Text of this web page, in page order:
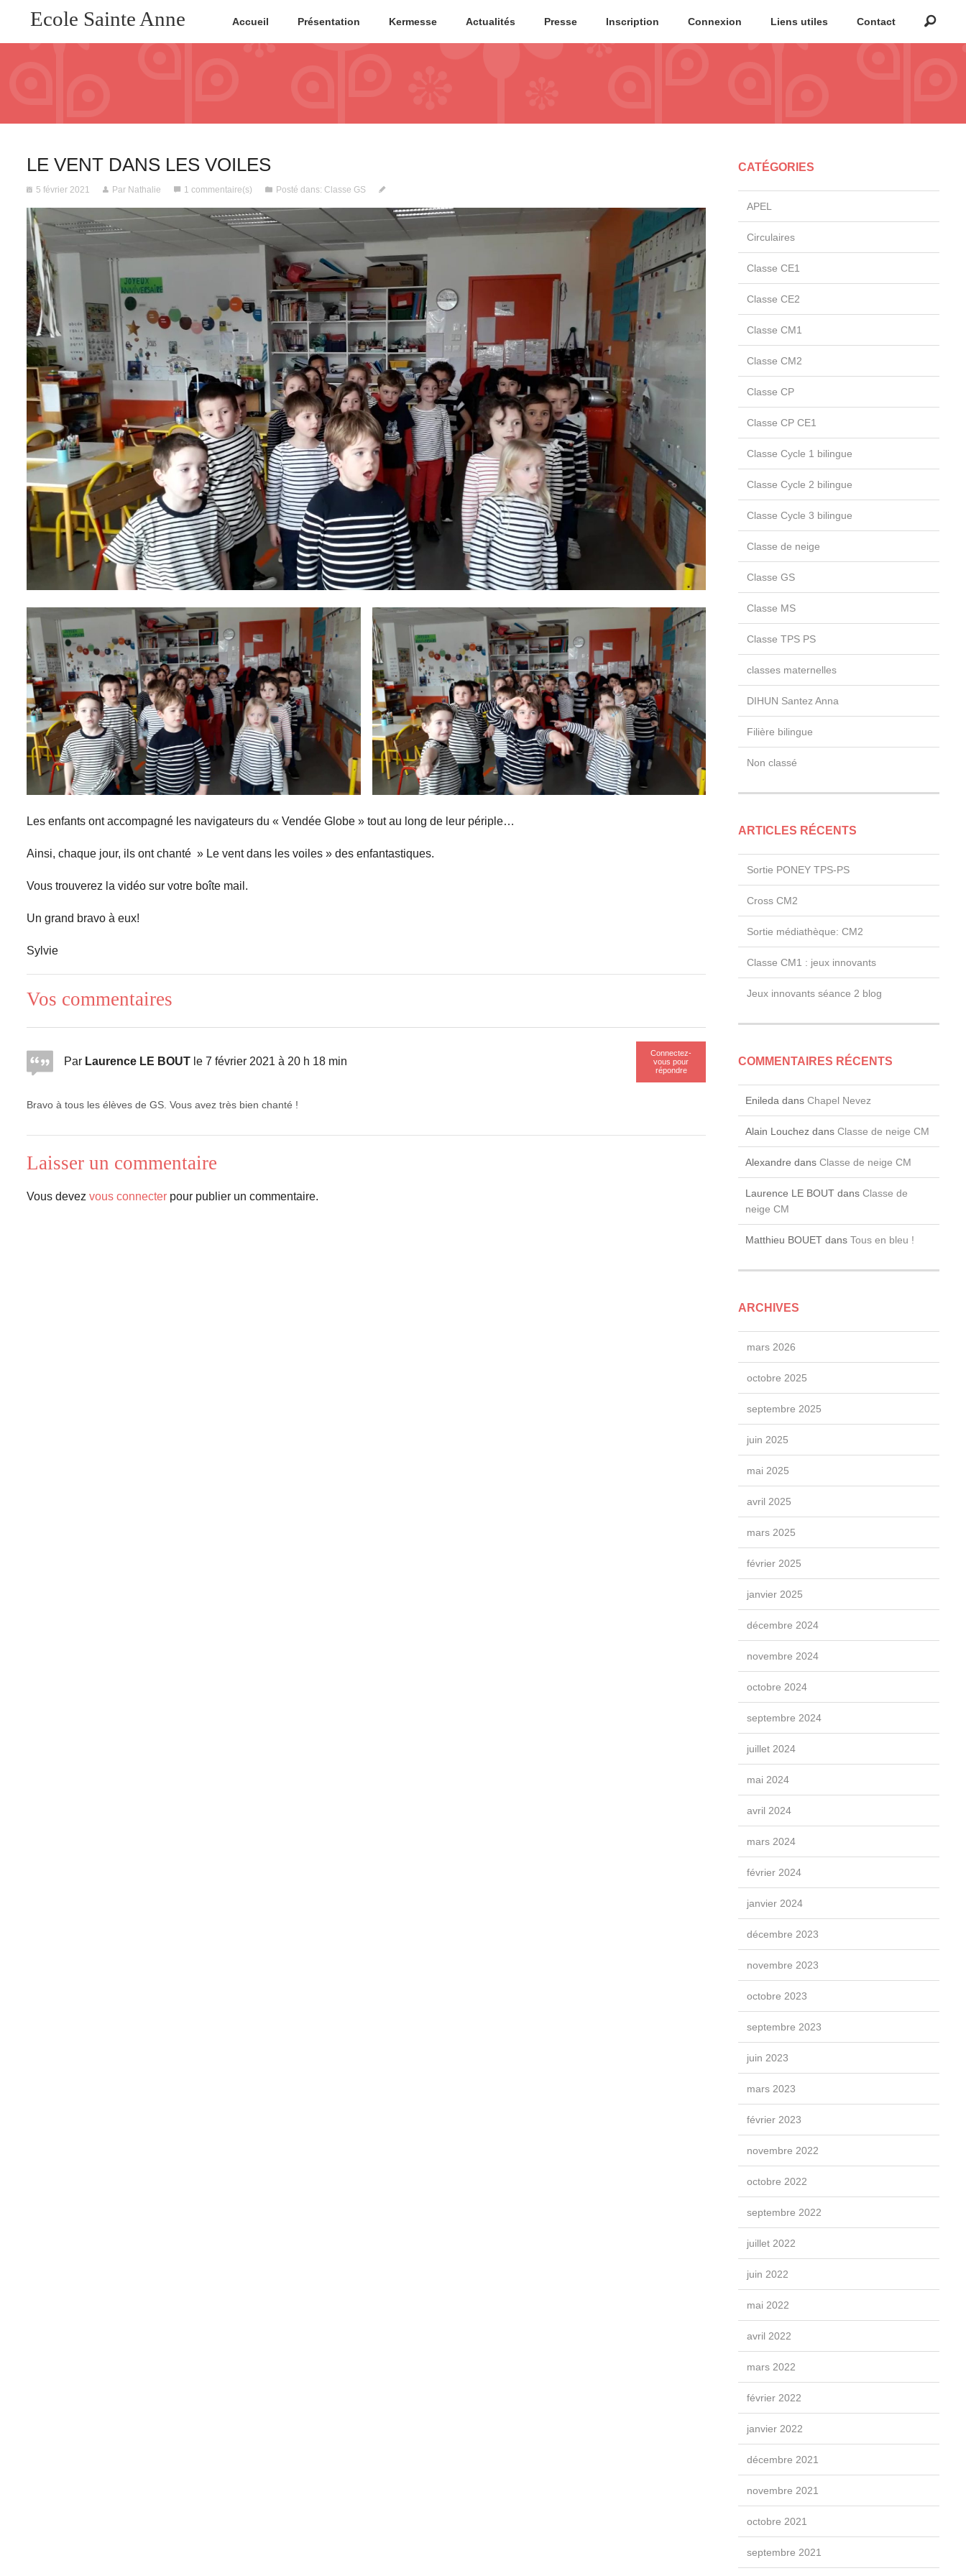
Ecole Sainte Anne Accueil Présentation Kermesse Actualités Presse Inscription Connexion Liens utiles Contact
LE VENT DANS LES VOILES
5 février 2021 Par Nathalie 1 commentaire(s) Posté dans: Classe GS
Les enfants ont accompagné les navigateurs du « Vendée Globe » tout au long de leur périple…
Ainsi, chaque jour, ils ont chanté » Le vent dans les voiles » des enfantastiques.
Vous trouverez la vidéo sur votre boîte mail.
Un grand bravo à eux!
Sylvie
Vos commentaires
Par Laurence LE BOUT le 7 février 2021 à 20 h 18 min
Connectez-
vous pour
répondre
Bravo à tous les élèves de GS. Vous avez très bien chanté !
Laisser un commentaire
Vous devez vous connecter pour publier un commentaire.
CATÉGORIES
APEL
Circulaires
Classe CE1
Classe CE2
Classe CM1
Classe CM2
Classe CP
Classe CP CE1
Classe Cycle 1 bilingue
Classe Cycle 2 bilingue
Classe Cycle 3 bilingue
Classe de neige
Classe GS
Classe MS
Classe TPS PS
classes maternelles
DIHUN Santez Anna
Filière bilingue
Non classé
ARTICLES RÉCENTS
Sortie PONEY TPS-PS
Cross CM2
Sortie médiathèque: CM2
Classe CM1 : jeux innovants
Jeux innovants séance 2 blog
COMMENTAIRES RÉCENTS
Enileda dans Chapel Nevez
Alain Louchez dans Classe de neige CM
Alexandre dans Classe de neige CM
Laurence LE BOUT dans Classe de
neige CM
Matthieu BOUET dans Tous en bleu !
ARCHIVES
mars 2026
octobre 2025
septembre 2025
juin 2025
mai 2025
avril 2025
mars 2025
février 2025
janvier 2025
décembre 2024
novembre 2024
octobre 2024
septembre 2024
juillet 2024
mai 2024
avril 2024
mars 2024
février 2024
janvier 2024
décembre 2023
novembre 2023
octobre 2023
septembre 2023
juin 2023
mars 2023
février 2023
novembre 2022
octobre 2022
septembre 2022
juillet 2022
juin 2022
mai 2022
avril 2022
mars 2022
février 2022
janvier 2022
décembre 2021
novembre 2021
octobre 2021
septembre 2021